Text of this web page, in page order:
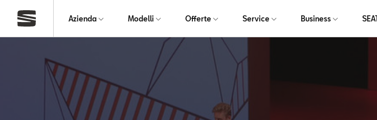
Azienda Modelli Offerte Service Business